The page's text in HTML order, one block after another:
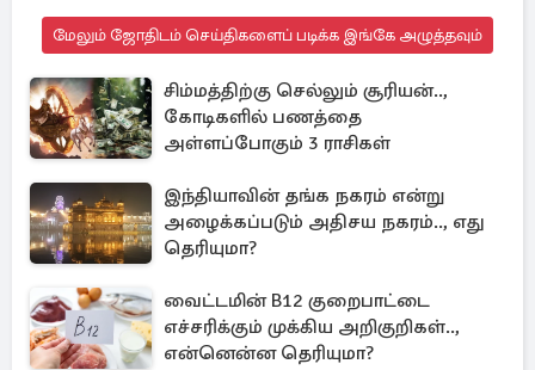
மேலும் ஜோதிடம் செய்திகளைப் படிக்க இங்கே அழுத்தவும்
சிம்மத்திற்கு செல்லும் சூரியன்..,
கோடிகளில் பணத்தை
அள்ளப்போகும் 3 ராசிகள்
இந்தியாவின் தங்க நகரம் என்று
அழைக்கப்படும் அதிசய நகரம்.., எது
தெரியுமா?
வைட்டமின் B12 குறைபாட்டை
எச்சரிக்கும் முக்கிய அறிகுறிகள்..,
என்னென்ன தெரியுமா?